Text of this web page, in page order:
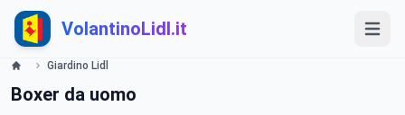
VolantinoLidl.it
Giardino Lidl
Boxer da uomo